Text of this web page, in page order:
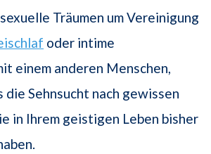
Träumen um Vereinigung
oder intime
einem anderen Menschen,
Sehnsucht nach gewissen
in Ihrem geistigen Leben bisher